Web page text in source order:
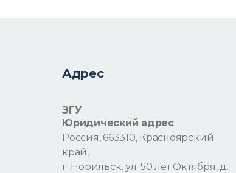
Адрес
ЗГУ
Юридический адрес
Россия, 663310, Красноярский
край,
г. Норильск, ул. 50 лет Октября, д.